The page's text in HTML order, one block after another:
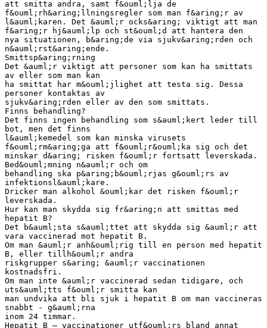
att smitta andra, samt f&ouml;lja de
f&ouml;rh&aring;llningsregler som man f&aring;r av
l&auml;karen. Det &auml;r ocks&aring; viktigt att man
f&aring;r hj&auml;lp och st&ouml;d att hantera den
nya situationen, b&aring;de via sjukv&aring;rden och
n&auml;rst&aring;ende.
Smittsp&aring;rning
Det &auml;r viktigt att personer som kan ha smittats
av eller som man kan
ha smittat har m&ouml;jlighet att testa sig. Dessa
personer kontaktas av
sjukv&aring;rden eller av den som smittats.
Finns behandling?
Det finns ingen behandling som s&auml;kert leder till
bot, men det finns
l&auml;kemedel som kan minska virusets
f&ouml;rm&aring;ga att f&ouml;r&ouml;ka sig och det
minskar d&aring; risken f&ouml;r fortsatt leverskada.
Bed&ouml;mning n&auml;r och om
behandling ska p&aring;b&ouml;rjas g&ouml;rs av
infektionsl&auml;kare.
Dricker man alkohol &ouml;kar det risken f&ouml;r
leverskada.
Hur kan man skydda sig fr&aring;n att smittas med
hepatit B?
Det b&auml;sta s&auml;ttet att skydda sig &auml;r att
vara vaccinerad mot hepatit B.
Om man &auml;r anh&ouml;rig till en person med hepatit
B, eller tillh&ouml;r andra
riskgrupper s&aring; &auml;r vaccinationen
kostnadsfri.
Om man inte &auml;r vaccinerad sedan tidigare, och
uts&auml;tts f&ouml;r smitta kan
man undvika att bli sjuk i hepatit B om man vaccineras
snabbt - g&auml;rna
inom 24 timmar.
Hepatit B – vaccinationer utf&ouml;rs bland annat